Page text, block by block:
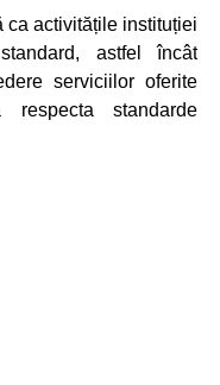
ca activitățile instituției
astfel încât
serviciilor oferite
standarde